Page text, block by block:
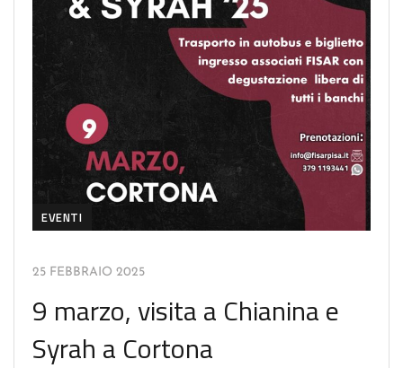
EVENTI
25 FEBBRAIO 2025
9 marzo, visita a Chianina e
Syrah a Cortona